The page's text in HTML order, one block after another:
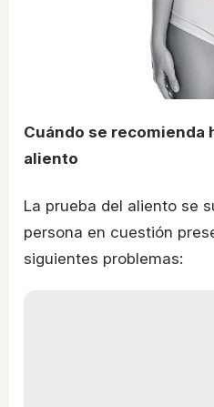
Cuándo se recomienda
aliento
La prueba del aliento se
persona en cuestión
siguientes problemas: